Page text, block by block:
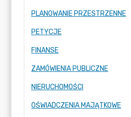
PLANOWANIE PRZESTRZENNE
PETYCJE
FINANSE
ZAMÓWIENIA PUBLICZNE
NIERUCHOMOŚCI
OŚWIADCZENIA MAJĄTKOWE